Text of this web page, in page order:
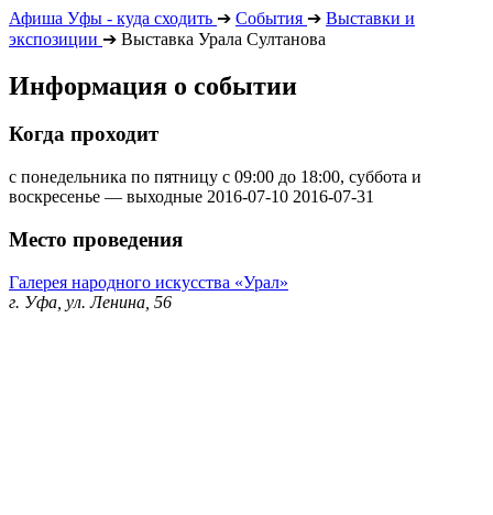
Афиша Уфы - куда сходить ➔ События ➔ Выставки и
экспозиции ➔ Выставка Урала Султанова
Информация о событии
Когда проходит
с понедельника по пятницу с 09:00 до 18:00, суббота и
воскресенье — выходные 2016-07-10 2016-07-31
Место проведения
Галерея народного искусства «Урал»
г. Уфа, ул. Ленина, 56